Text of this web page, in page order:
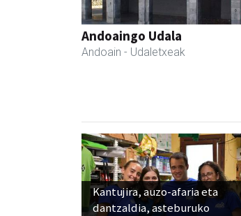
Andoaingo Udala
Andoain - Udaletxeak
Kantujira, auzo-afaria eta
dantzaldia, asteburuko